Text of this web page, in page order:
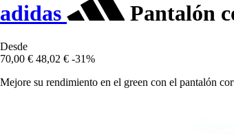
adidas Pantalón
Desde
70,00 € 48,02 € -31%
Mejore su rendimiento en el green con el pantalón